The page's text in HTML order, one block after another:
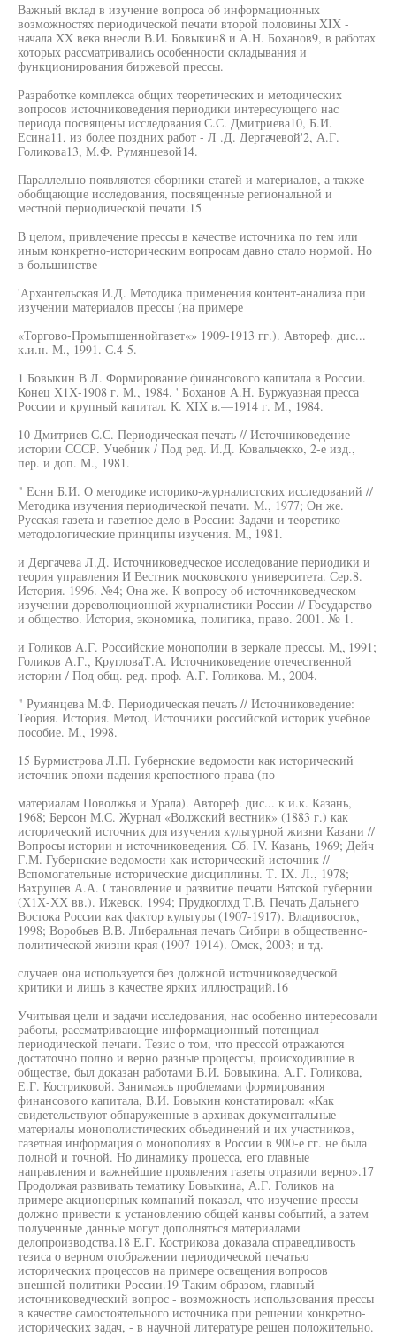
Важный вклад в изучение вопроса об информационных
возможностях периодической печати второй половины XIX -
начала XX века внесли В.И. Бовыкин8 и А.Н. Боханов9, в работах
которых рассматривались особенности складывания и
функционирования биржевой прессы.
Разработке комплекса общих теоретических и методических
вопросов источниковедения периодики интересующего нас
периода посвящены исследования С.С. Дмитриева10, Б.И.
Есина11, из более поздних работ - Л .Д. Дергачевой'2, А.Г.
Голикова13, М.Ф. Румянцевой14.
Параллельно появляются сборники статей и материалов, а также
обобщающие исследования, посвященные региональной и
местной периодической печати.15
В целом, привлечение прессы в качестве источника по тем или
иным конкретно-историческим вопросам давно стало нормой. Но
в большинстве
'Архангельская И.Д. Методика применения контент-анализа при
изучении материалов прессы (на примере
«Торгово-Промыпшеннойгазет«» 1909-1913 гг.). Автореф. дис...
к.и.н. М., 1991. С.4-5.
1 Бовыкин В Л. Формирование финансового капитала в России.
Конец Х1Х-1908 г. М., 1984. ' Боханов А.Н. Буржуазная пресса
России и крупный капитал. К. XIX в.—1914 г. М., 1984.
10 Дмитриев С.С. Периодическая печать // Источниковедение
истории СССР. Учебник / Под ред. И.Д. Ковальчекко, 2-е изд.,
пер. и доп. М., 1981.
" Еснн Б.И. О методике историко-журналистских исследований //
Методика изучения периодической печати. М., 1977; Он же.
Русская газета и газетное дело в России: Задачи и теоретико-
методологические принципы изучения. М„ 1981.
и Дергачева Л.Д. Источниковедческое исследование периодики и
теория управления И Вестник московского университета. Сер.8.
История. 1996. №4; Она же. К вопросу об источниковедческом
изучении дореволюционной журналистики России // Государство
и общество. История, экономика, полигика, право. 2001. № 1.
и Голиков А.Г. Российские монополии в зеркале прессы. М„ 1991;
Голиков А.Г., КругловаТ.А. Источниковедение отечественной
истории / Под общ. ред. проф. А.Г. Голикова. М., 2004.
" Румянцева М.Ф. Периодическая печать // Источниковедение:
Теория. История. Метод. Источники российской историк учебное
пособие. М., 1998.
15 Бурмистрова Л.П. Губернские ведомости как исторический
источник эпохи падения крепостного права (по
материалам Поволжья и Урала). Автореф. дис... к.и.к. Казань,
1968; Берсон М.С. Журнал «Волжский вестник» (1883 г.) как
исторический источник для изучения культурной жизни Казани //
Вопросы истории и источниковедения. Сб. IV. Казань, 1969; Дейч
Г.М. Губернские ведомости как исторический источник //
Вспомогательные исторические дисциплины. Т. IX. Л., 1978;
Вахрушев А.А. Становление и развитие печати Вятской губернии
(Х1Х-ХХ вв.). Ижевск, 1994; Прудкоглхд Т.В. Печать Дальнего
Востока России как фактор культуры (1907-1917). Владивосток,
1998; Воробьев В.В. Либеральная печать Сибири в общественно-
политической жизни края (1907-1914). Омск, 2003; и тд.
случаев она используется без должной источниковедческой
критики и лишь в качестве ярких иллюстраций.16
Учитывая цели и задачи исследования, нас особенно интересовали
работы, рассматривающие информационный потенциал
периодической печати. Тезис о том, что прессой отражаются
достаточно полно и верно разные процессы, происходившие в
обществе, был доказан работами В.И. Бовыкина, А.Г. Голикова,
Е.Г. Костриковой. Занимаясь проблемами формирования
финансового капитала, В.И. Бовыкин констатировал: «Как
свидетельствуют обнаруженные в архивах документальные
материалы монополистических объединений и их участников,
газетная информация о монополиях в России в 900-е гг. не была
полной и точной. Но динамику процесса, его главные
направления и важнейшие проявления газеты отразили верно».17
Продолжая развивать тематику Бовыкина, А.Г. Голиков на
примере акционерных компаний показал, что изучение прессы
должно привести к установлению общей канвы событий, а затем
полученные данные могут дополняться материалами
делопроизводства.18 Е.Г. Кострикова доказала справедливость
тезиса о верном отображении периодической печатью
исторических процессов на примере освещения вопросов
внешней политики России.19 Таким образом, главный
источниковедческий вопрос - возможность использования прессы
в качестве самостоятельного источника при решении конкретно-
исторических задач, - в научной литературе решен положительно.